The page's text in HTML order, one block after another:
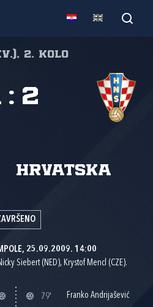
2. kolo
Hrvatska
: 2
25.09.2009. 14:00
Siebert (NED), Krystof Mencl (CZE).
79'
Franko Andrijašević